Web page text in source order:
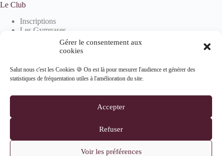
Gérer le consentement aux
cookies
Salut nous c'est les Cookies 🍪 On est là pour mesurer l'audience et générer des
statistiques de fréquentation utiles à l'amélioration du site.
Accepter
Refuser
Voir les préférences
Le Club
Inscriptions
Les Gymnases
Devenir partenaire
Informations
Mentions Légales
Politique de confidentialité
Suivez-nous